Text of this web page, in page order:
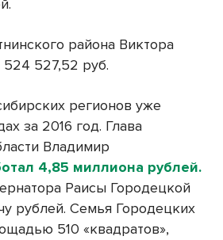
района Виктора
524 527,52 руб.
регионов уже
за 2016 год. Глава
Владимир
4,85 миллиона рублей.
Раисы Городецкой
рублей. Семья Городецких
510 «квадратов»,